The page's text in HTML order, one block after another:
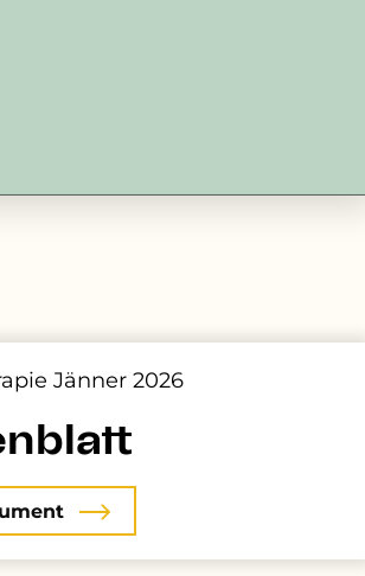
Jänner 2026